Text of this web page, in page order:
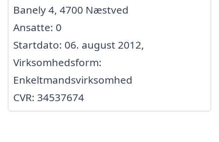
Banely 4, 4700 Næstved
Ansatte: 0
Startdato: 06. august 2012,
Virksomhedsform:
Enkeltmandsvirksomhed
CVR: 34537674